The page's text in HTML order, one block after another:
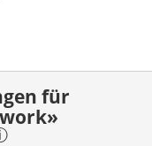
für